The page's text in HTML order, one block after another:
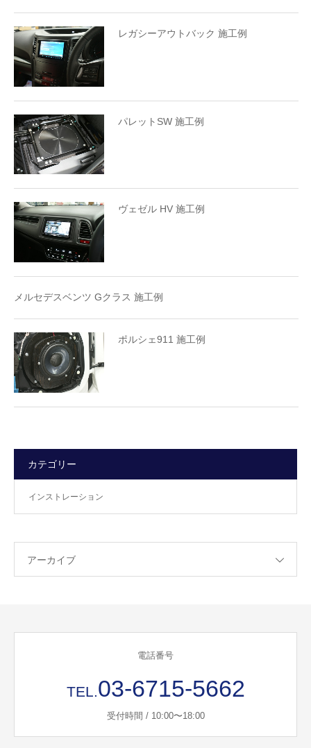
レガシーアウトバック 施工例
パレットSW 施工例
ヴェゼル HV 施工例
メルセデスベンツ Gクラス 施工例
ポルシェ911 施工例
カテゴリー
インストレーション
アーカイブ
電話番号
TEL.03-6715-5662
受付時間 / 10:00〜18:00